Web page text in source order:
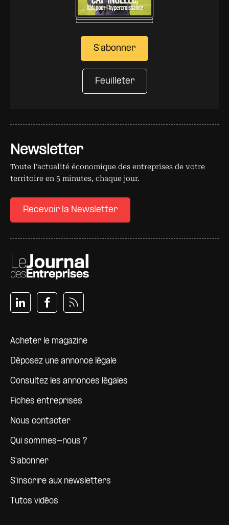
Newsletter
Toute l’actualité économique des entreprises de votre
territoire en 5 minutes, chaque jour.
Recevoir la Newsletter
Pied de page
Acheter le magazine
Déposez une annonce légale
Consultez les annonces légales
Fiches entreprises
Nous contacter
Qui sommes-nous ?
S'abonner
S'inscrire aux newsletters
Tutos vidéos
S'abonner
Feuilleter